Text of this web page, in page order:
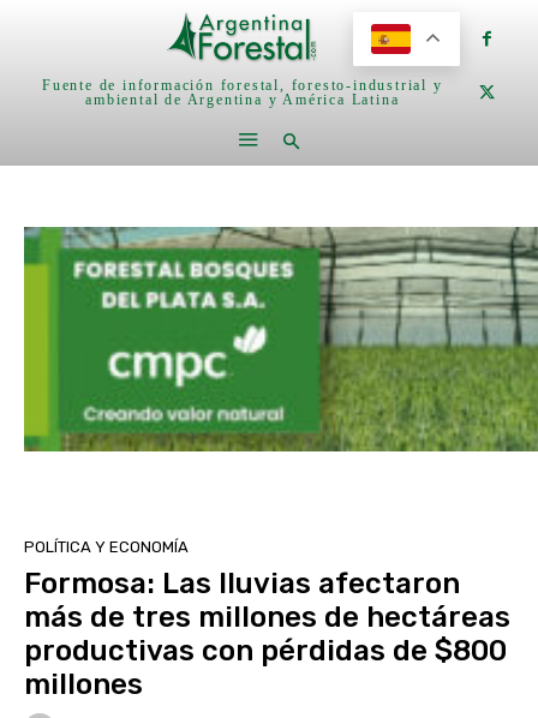
Fuente de información forestal, foresto-industrial y
ambiental de Argentina y América Latina
POLÍTICA Y ECONOMÍA
Formosa: Las lluvias afectaron
más de tres millones de hectáreas
productivas con pérdidas de $800
millones